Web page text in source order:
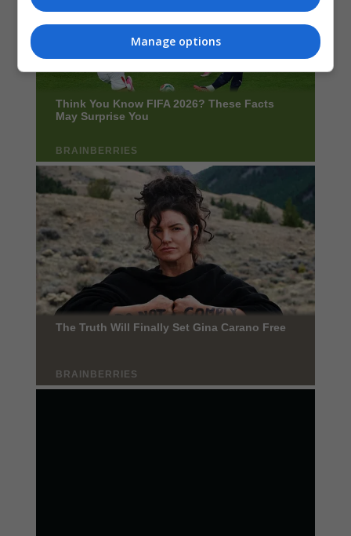
Manage options